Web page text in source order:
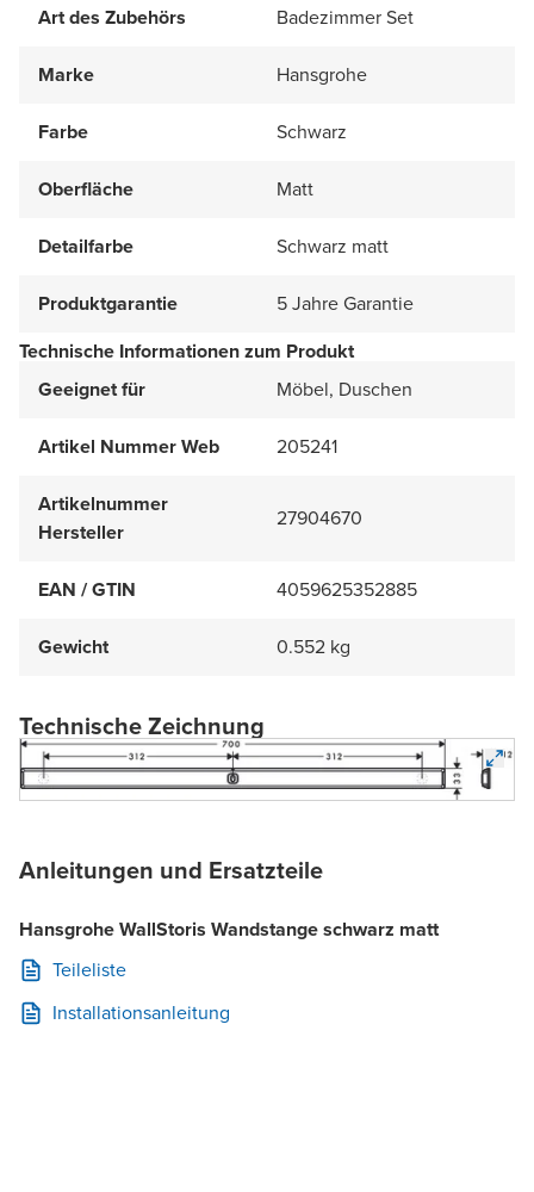
Art des Zubehörs Badezimmer Set
Marke Hansgrohe
Farbe Schwarz
Oberfläche Matt
Detailfarbe Schwarz matt
Produktgarantie
5 Jahre Garantie
Technische Informationen zum Produkt
Geeignet für
Möbel, Duschen
Artikel Nummer Web 205241
Artikelnummer
Hersteller
27904670
EAN / GTIN 4059625352885
Gewicht 0.552 kg
Technische Zeichnung
Anleitungen und Ersatzteile
Hansgrohe WallStoris Wandstange schwarz matt
Teileliste
Installationsanleitung